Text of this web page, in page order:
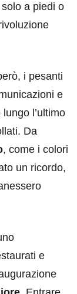
a piedi o
i pesanti
e
l’ultimo
Da
, come i colori
un ricordo,
e